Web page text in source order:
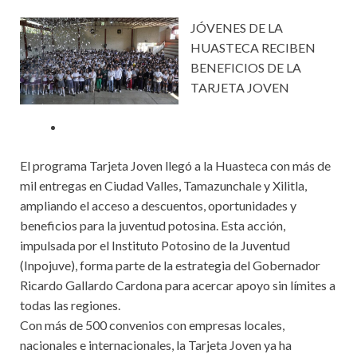
JÓVENES DE LA
HUASTECA RECIBEN
BENEFICIOS DE LA
TARJETA JOVEN
El programa Tarjeta Joven llegó a la Huasteca con más de
mil entregas en Ciudad Valles, Tamazunchale y Xilitla,
ampliando el acceso a descuentos, oportunidades y
beneficios para la juventud potosina. Esta acción,
impulsada por el Instituto Potosino de la Juventud
(Inpojuve), forma parte de la estrategia del Gobernador
Ricardo Gallardo Cardona para acercar apoyo sin límites a
todas las regiones.
Con más de 500 convenios con empresas locales,
nacionales e internacionales, la Tarjeta Joven ya ha